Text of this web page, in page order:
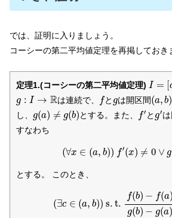
では、証明に入りましょう。
コーシーの第二平均値定理を再掲しておき
定理1.(コーシーの第二平均値定理) I = [
I= ,b
g : I → R
g I → R は連続で、 fと g
gは開区間(a, b)
(a b )
し、 g(a) ≠ g(b)
( ) g b) とする。また、 f′
f′ と g′′
すなわち
(∀x ∈ (a, b)) f′(x) ≠ 0 ∨ g
∈ a ,b ) f x ≠ 0∨ g
とする。 このとき、
(∃c ∈ (a, b)) s. t.
f(b) − f(a)
g(b) − g(a)
b)− )g b